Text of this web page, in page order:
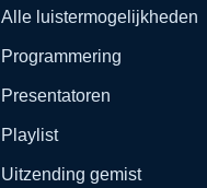
Alle luistermogelijkheden
Programmering
Presentatoren
Playlist
Uitzending gemist